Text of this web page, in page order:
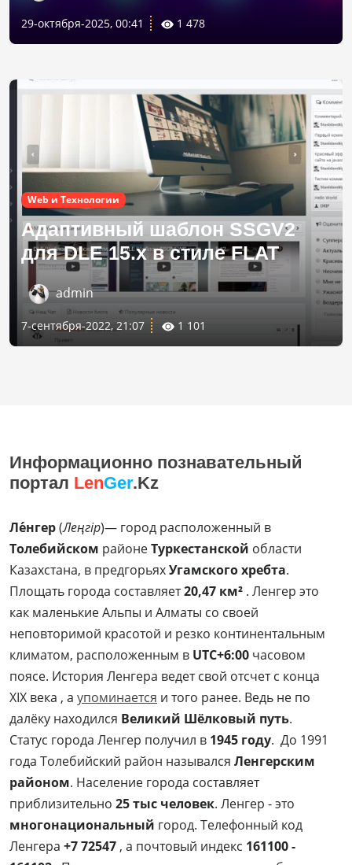
29-октября-2025, 00:41 1 478
Web и Технологии
Адаптивный шаблон SSGV2
для DLE 15.х в стиле FLAT
admin
7-сентября-2022, 21:07 1 101
Информационно познавательный
портал LenGer.Kz
Ле́нгер(Леңгір)— город расположенный в
Толебийском районеТуркестанской области
Казахстана, в предгорьяхУгамского хребта.
Площать города составляет20,47 км² . Ленгер это
как маленькие Альпы и Алматы со своей
неповторимой красотой и резко континентальным
климатом, расположенным в UTC+6:00 часовом
поясе. История Ленгера ведет свой отсчет с конца
XIX века , а упоминается и того ранее. Ведь не по
далёку находился Великий Шёлковый путь.
Статус города Ленгер получил в 1945 году. До 1991
года Толебийский район назывался Ленгерским
районом. Население города составляет
приблизительно 25 тыс человек. Ленгер - это
многонациональный город. Телефонный код
Ленгера +7 72547 , а почтовый индекс 161100 -